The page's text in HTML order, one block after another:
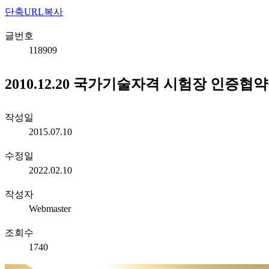
단축URL복사
글번호
118909
2010.12.20 국가기술자격 시험장 인증협
작성일
2015.07.10
수정일
2022.02.10
작성자
Webmaster
조회수
1740